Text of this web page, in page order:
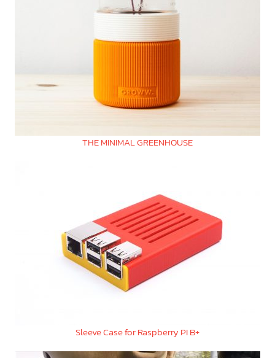
THE MINIMAL GREENHOUSE
Sleeve Case for Raspberry PI B+